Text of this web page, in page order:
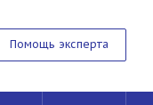
Помощь эксперта